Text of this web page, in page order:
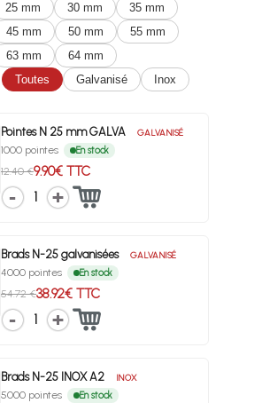
25 mm 30 mm
35 mm
45 mm 50 mm
55 mm
63 mm
64 mm
Toutes Galvanisé Inox
Pointes N 25 mm GALVA GALVANISÉ
1000 pointes En stock
12.40 €9.90€ TTC
1
Brads N-25 galvanisées GALVANISÉ
4000 pointes En stock
54.72 €38.92€ TTC
1
Brads N-25 INOX A2 INOX
5000 pointes En stock